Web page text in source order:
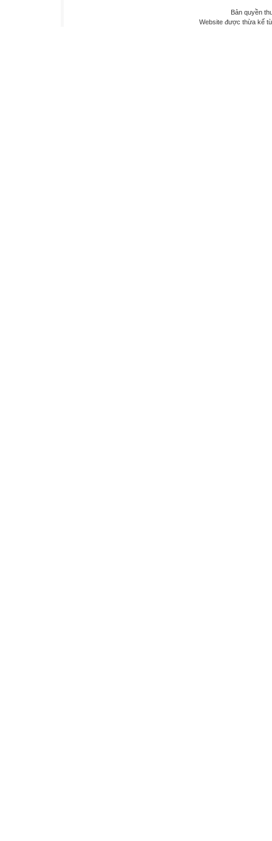
Bản quyền
Website được thừa kế